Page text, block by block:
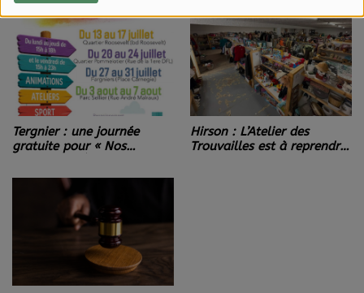
propage.
Tergnier : une journée
gratuite pour « Nos
Hirson : L’Atelier des
Trouvailles est à reprendre,